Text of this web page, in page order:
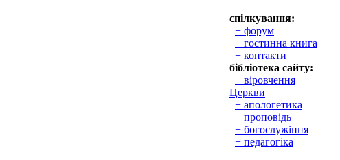
спілкування:
+ форум
+ гостинна книга
+ контакти
бібліотека сайту:
+ віровчення
Церкви
+ апологетика
+ проповідь
+ богослужіння
+ педагогіка